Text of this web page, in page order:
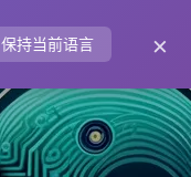
保持当前语言 ×
友链 关于